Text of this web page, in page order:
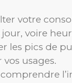
votre
voire
les pics de
vos usages.